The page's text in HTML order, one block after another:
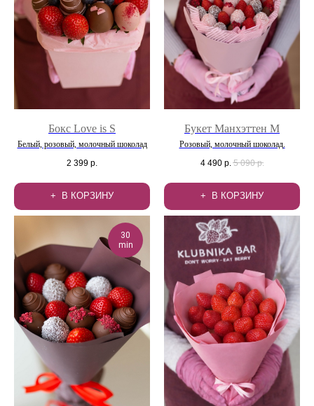
Бокс Love is S
Белый, розовый, молочный шоколад
2 399 р.
В КОРЗИНУ
Букет Манхэттен М
Розовый, молочный шоколад.
4 490 р. 5 090 р.
В КОРЗИНУ
30
min